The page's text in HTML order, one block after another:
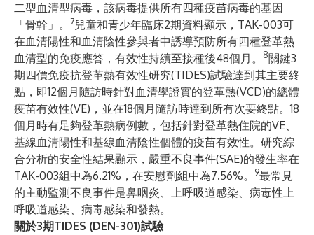
二型血清型病毒，該病毒提供所有四種疫苗病毒的基因
「骨幹」。
7兒童和青少年臨床2期資料顯示， TAK-003可
在血清陽性和血清陰性參與者中誘導預防所有四種登革熱
血清型的免疫應答 ，有效性持續至接種後48個月。 8關鍵3
期四價免疫抗登革熱有效性研究(TIDES)試驗達到其主要終
點，即12個月隨訪時針對血清學證實的登革熱(VCD)的總體
疫苗有效性(VE) ，並在18個月隨訪時達到所有次要終點。18
個月時有足夠登革熱病例數，包括針對登革熱住院的VE、
基線血清陽性和基線血清陰性個體的疫苗有效性。研究綜
合分析的安全性結果顯示，嚴重不良事件(SAE)的發生率在
TAK-003組中為6.21%，在安慰劑組中為7.56%。
9最常見
的主動監測不良事件是鼻咽炎、上呼吸道感染、病毒性上
呼吸道感染、病毒感染和發熱。
關於3期TIDES (DEN-301)試驗